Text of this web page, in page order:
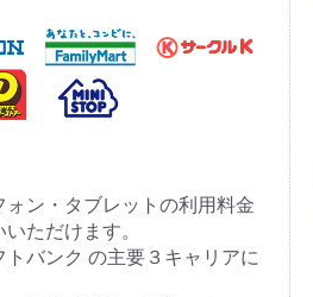
ン・タブレットの利用料金
ただけます。
トバンク の主要３キャリアに